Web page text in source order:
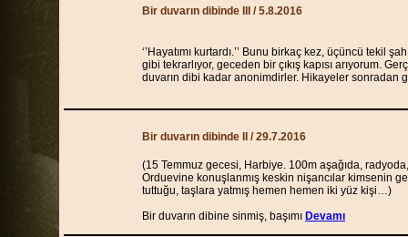
Bir duvarın dibinde III / 5.8.2016
‘’Hayatımı kurtardı.’’ Bunu birkaç kez, üçüncü tekil
gibi tekrarlıyor, geceden bir çıkış kapısı arıyorum.
duvarın dibi kadar anonimdirler. Hikayeler sonradan
Bir duvarın dibinde II / 29.7.2016
(15 Temmuz gecesi, Harbiye. 100m aşağıda,
Orduevine konuşlanmış keskin nişancılar kimsenin
tuttuğu, taşlara yatmış hemen hemen iki yüz kişi…)
Bir duvarın dibine sinmiş, başımı Devamı